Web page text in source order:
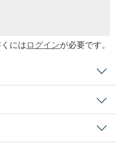
にはログインが必要です。